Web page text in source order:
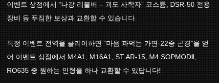
이벤트 상점에서 “나강 리볼버 – 괴도 사학자” 코스튬, DSR-50 전용
장비 등 푸짐한 보상과 교환할 수 있습니다.
특정 이벤트 전역을 클리어하면 “마음 파먹는 가면-22중 곤경”을 얻
어 이벤트 상점에서 M4A1, M16A1, ST AR-15, M4 SOPMODⅡ,
RO635 중 원하는 인형을 하나 교환할 수 있답니다!